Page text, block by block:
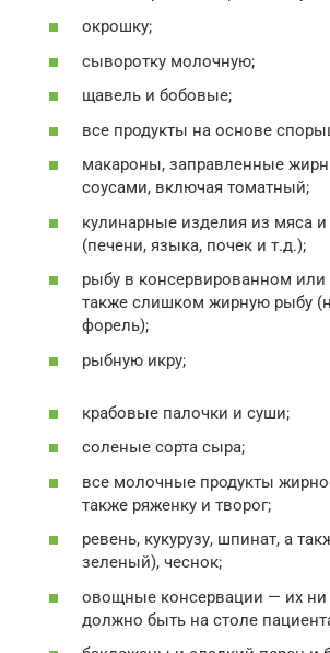
окрошку;
сыворотку молочную;
щавель и бобовые;
все продукты на основе
макароны, заправленные
соусами, включая томатный;
кулинарные изделия из мяса и
(печени, языка, почек и т.д.);
рыбу в консервированном
также слишком жирную рыбу
форель);
рыбную икру;
крабовые палочки и суши;
соленые сорта сыра;
все молочные продукты
также ряженку и творог;
ревень, кукурузу, шпинат, а
зеленый), чеснок;
овощные консервации — их ни
должно быть на столе